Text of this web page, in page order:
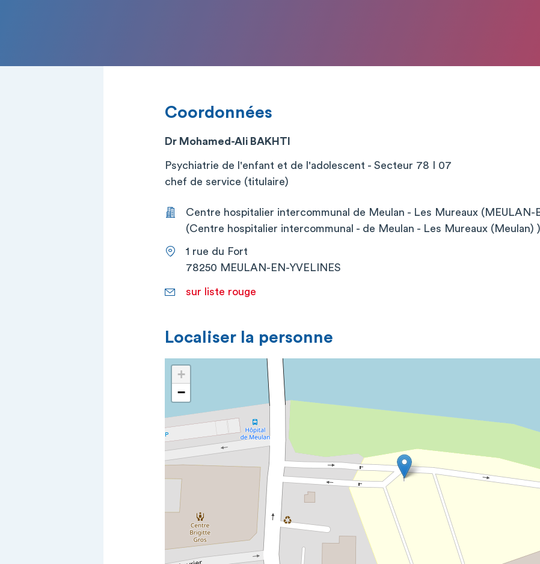
Coordonnées
Dr Mohamed-Ali BAKHTI
Psychiatrie de l'enfant et de l'adolescent - Secteur 78 I 07
chef de service (titulaire)
Centre hospitalier intercommunal de Meulan - Les Mureaux (MEULAN-
(Centre hospitalier intercommunal - de Meulan - Les Mureaux (Meulan) )
1 rue du Fort
78250 MEULAN-EN-YVELINES
sur liste rouge
Localiser la personne
+
−